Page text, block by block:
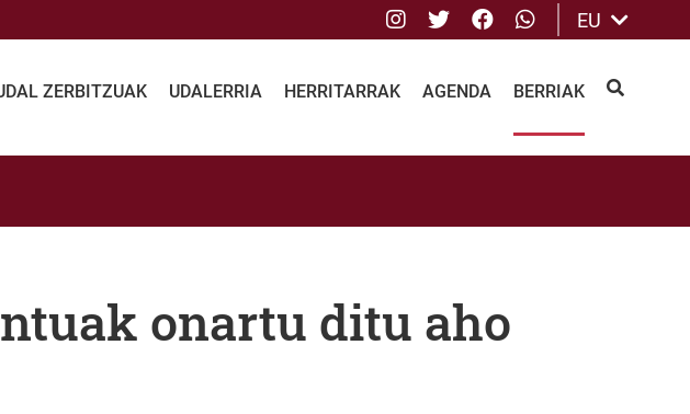
Instagram
TwitterFacebook
whatsApp
EU
ZERBITZUAK UDALERRIA HERRITARRAK AGENDA BERRIAK BILATU
onartu ditu aho